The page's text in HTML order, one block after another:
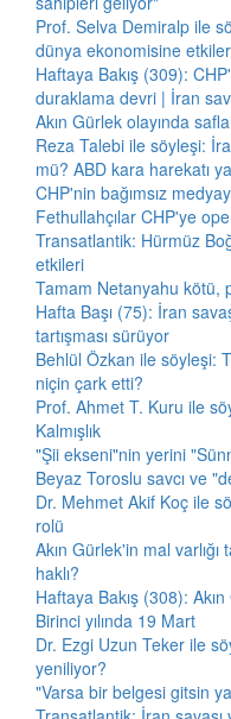
Prof. Selva Demiralp ile
dünya ekonomisine
Haftaya Bakış (309):
duraklama devri | İran
Akın Gürlek olayında
Reza Talebi ile söyleşi:
mü? ABD kara harekatı
CHP'nin bağımsız
Fethullahçılar CHP'ye
Transatlantik: Hürmüz
etkileri
Tamam Netanyahu kötü,
Hafta Başı (75): İran
tartışması sürüyor
Behlül Özkan ile söyleşi:
niçin çark etti?
Prof. Ahmet T. Kuru ile
Kalmışlık
"Şii ekseni"nin yerini
Beyaz Toroslu savcı ve
Dr. Mehmet Akif Koç ile
rolü
Akın Gürlek'in mal
haklı?
Haftaya Bakış (308):
Birinci yılında 19 Mart
Dr. Ezgi Uzun Teker ile
yeniliyor?
"Varsa bir belgesi gitsin